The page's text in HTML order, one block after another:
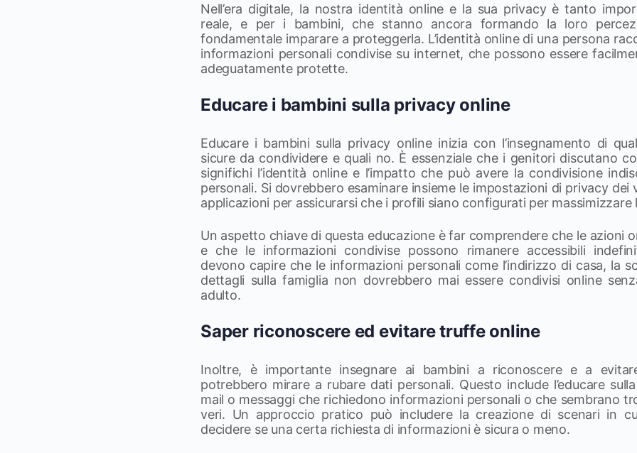
Nell’era digitale, la nostra identità online e la sua privacy è tanto
reale, e per i bambini, che stanno ancora formando la loro
fondamentale imparare a proteggerla. L’identità online di una persona
informazioni personali condivise su internet, che possono essere
adeguatamente protette.
Educare i bambini sulla privacy online
Educare i bambini sulla privacy online inizia con l’insegnamento di
sicure da condividere e quali no. È essenziale che i genitori discutano
significhi l’identità online e l’impatto che può avere la condivisione
personali. Si dovrebbero esaminare insieme le impostazioni di privacy dei
applicazioni per assicurarsi che i profili siano configurati per massimizzare
Un aspetto chiave di questa educazione è far comprendere che le azioni
e che le informazioni condivise possono rimanere accessibili
devono capire che le informazioni personali come l’indirizzo di casa, la
dettagli sulla famiglia non dovrebbero mai essere condivisi online
adulto.
Saper riconoscere ed evitare truffe online
Inoltre, è importante insegnare ai bambini a riconoscere e a
potrebbero mirare a rubare dati personali. Questo include l’educare
mail o messaggi che richiedono informazioni personali o che sembrano
veri. Un approccio pratico può includere la creazione di scenari in
decidere se una certa richiesta di informazioni è sicura o meno.